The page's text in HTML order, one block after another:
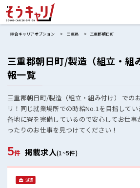
綜合キャリアオプション 三重県 三重郡朝日町
三重郡朝日町/製造（組立・組
報一覧
三重郡朝日町/製造（組立・組み付け） での
リ！同じ就業場所での時給No.1を目指して
各地に寮を完備しているので安心してお仕
ったりのお仕事を見つけてください！
5件 掲載求人(1~5件)
派遣